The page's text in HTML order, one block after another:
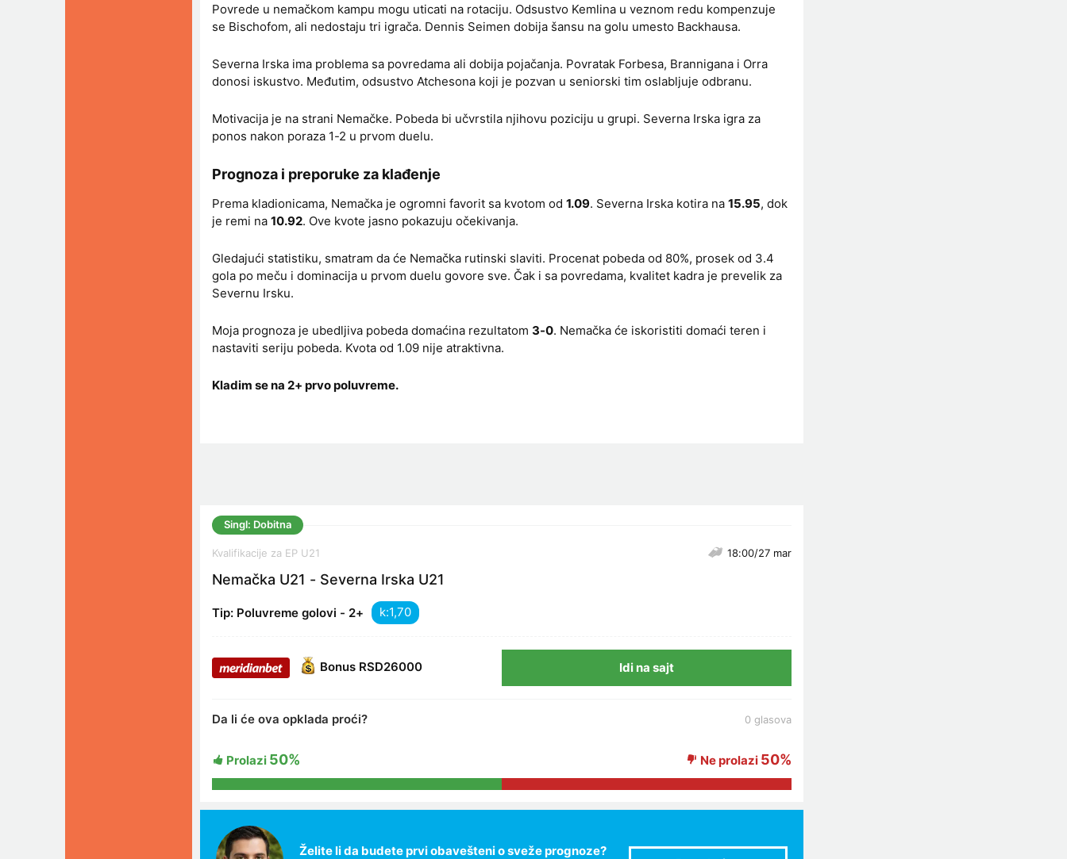
Povrede u nemačkom kampu mogu uticati na rotaciju. Odsustvo Kemlina u veznom redu kompenzuje
se Bischofom, ali nedostaju tri igrača. Dennis Seimen dobija šansu na golu umesto Backhausa.
Severna Irska ima problema sa povredama ali dobija pojačanja. Povratak Forbesa, Brannigana i Orra
donosi iskustvo. Međutim, odsustvo Atchesona koji je pozvan u seniorski tim oslabljuje odbranu.
Motivacija je na strani Nemačke. Pobeda bi učvrstila njihovu poziciju u grupi. Severna Irska igra za
ponos nakon poraza 1-2 u prvom duelu.
Prognoza i preporuke za klađenje
Prema kladionicama, Nemačka je ogromni favorit sa kvotom od 1.09. Severna Irska kotira na 15.95, dok
je remi na 10.92. Ove kvote jasno pokazuju očekivanja.
Gledajući statistiku, smatram da će Nemačka rutinski slaviti. Procenat pobeda od 80%, prosek od 3.4
gola po meču i dominacija u prvom duelu govore sve. Čak i sa povredama, kvalitet kadra je prevelik za
Severnu Irsku.
Moja prognoza je ubedljiva pobeda domaćina rezultatom 3-0. Nemačka će iskoristiti domaći teren i
nastaviti seriju pobeda. Kvota od 1.09 nije atraktivna.
Kladim se na 2+ prvo poluvreme.
Singl: Dobitna
Kvalifikacije za EP U21 18:00/27 mar
Nemačka U21 - Severna Irska U21
Tip: Poluvreme golovi - 2+ k:
Bonus RSD26000 Idi na sajt
Da li će ova opklada proći? 0 glasova
Prolazi 50% Ne prolazi 50%
Želite li da budete prvi obavešteni o sveže prognoze?